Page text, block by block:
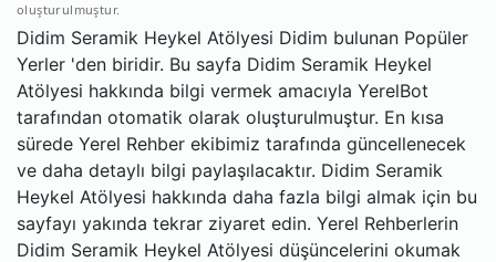
oluşturulmuştur.
Didim Seramik Heykel Atölyesi Didim bulunan Popüler
Yerler 'den biridir. Bu sayfa Didim Seramik Heykel
Atölyesi hakkında bilgi vermek amacıyla YerelBot
tarafından otomatik olarak oluşturulmuştur. En kısa
sürede Yerel Rehber ekibimiz tarafında güncellenecek
ve daha detaylı bilgi paylaşılacaktır. Didim Seramik
Heykel Atölyesi hakkında daha fazla bilgi almak için bu
sayfayı yakında tekrar ziyaret edin. Yerel Rehberlerin
Didim Seramik Heykel Atölyesi düşüncelerini okumak